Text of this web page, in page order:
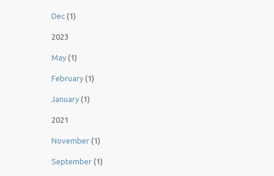
Dec (1)
2023
May (1)
February (1)
January (1)
2021
November (1)
September (1)